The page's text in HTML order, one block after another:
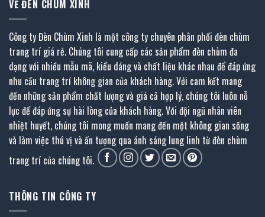
VỀ ĐÈN CHÙM XINH
Công ty Đèn Chùm Xinh là một công ty chuyên phân phối đèn chùm
trang trí giá rẻ. Chúng tôi cung cấp các sản phẩm đèn chùm đa
dạng với nhiều mẫu mã, kiểu dáng và chất liệu khác nhau để đáp ứng
nhu cầu trang trí không gian của khách hàng. Với cam kết mang
đến những sản phẩm chất lượng và giá cả hợp lý, chúng tôi luôn nỗ
lực để đáp ứng sự hài lòng của khách hàng. Với đội ngũ nhân viên
nhiệt huyết, chúng tôi mong muốn mang đến một không gian sống
và làm việc thú vị và ấn tượng qua ánh sáng lung linh từ đèn chùm
trang trí của chúng tôi.
THÔNG TIN CÔNG TY